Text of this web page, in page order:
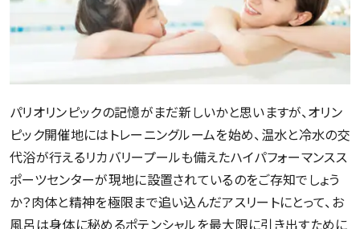
パリオリンピックの記憶がまだ新しいかと思いますが、オリン
ピック開催地にはトレーニングルームを始め、温水と冷水の交
代浴が行えるリカバリープールも備えたハイパフォーマンスス
ポーツセンターが現地に設置されているのをご存知でしょう
か？肉体と精神を極限まで追い込んだアスリートにとって、お
風呂は身体に秘めるポテンシャルを最大限に引き出すために